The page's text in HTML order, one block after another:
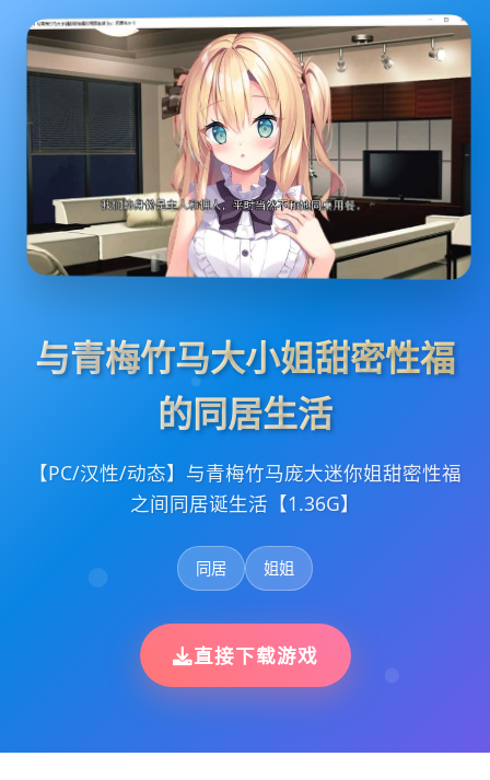
与青梅竹马大小姐甜密性福
的同居生活
【PC/汉性/动态】与青梅竹马庞大迷你姐甜密性福
之间同居诞生活【1.36G】
同居 姐姐
直接下载游戏